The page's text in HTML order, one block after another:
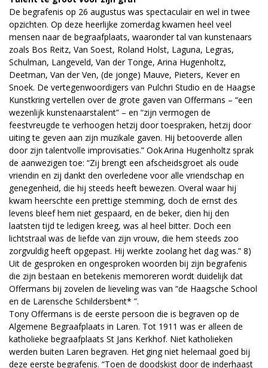
De begrafenis op 26 augustus was spectaculair en wel in twee
opzichten. Op deze heerlijke zomerdag kwamen heel veel
mensen naar de begraafplaats, waaronder tal van kunstenaars
zoals Bos Reitz, Van Soest, Roland Holst, Laguna, Legras,
Schulman, Langeveld, Van der Tonge, Arina Hugenholtz,
Deetman, Van der Ven, (de jonge) Mauve, Pieters, Kever en
Snoek. De vertegenwoordigers van Pulchri Studio en de Haagse
Kunstkring vertellen over de grote gaven van Offermans – “een
wezenlijk kunstenaarstalent” – en “zijn vermogen de
feestvreugde te verhoogen hetzij door toespraken, hetzij door
uiting te geven aan zijn muzikale gaven. Hij betooverde allen
door zijn talentvolle improvisaties.” Ook Arina Hugenholtz sprak
de aanwezigen toe: “Zij brengt een afscheidsgroet als oude
vriendin en zij dankt den overledene voor alle vriendschap en
genegenheid, die hij steeds heeft bewezen. Overal waar hij
kwam heerschte een prettige stemming, doch de ernst des
levens bleef hem niet gespaard, en de beker, dien hij den
laatsten tijd te ledigen kreeg, was al heel bitter. Doch een
lichtstraal was de liefde van zijn vrouw, die hem steeds zoo
zorgvuldig heeft opgepast. Hij werkte zoolang het dag was.” 8)
Uit de gesproken en ongesproken woorden bij zijn begrafenis
die zijn bestaan en betekenis memoreren wordt duidelijk dat
Offermans bij zovelen de lieveling was van “de Haagsche School
en de Larensche Schildersbent* ”.
Tony Offermans is de eerste persoon die is begraven op de
Algemene Begraafplaats in Laren. Tot 1911 was er alleen de
katholieke begraafplaats St Jans Kerkhof. Niet katholieken
werden buiten Laren begraven. Het ging niet helemaal goed bij
deze eerste begrafenis. “Toen de doodskist door de inderhaast